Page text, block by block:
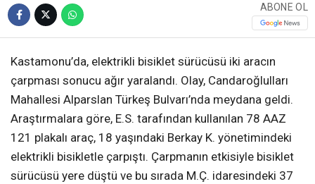
ABONE OL
Kastamonu’da, elektrikli bisiklet sürücüsü iki aracın
çarpması sonucu ağır yaralandı. Olay, Candaroğlulları
Mahallesi Alparslan Türkeş Bulvarı’nda meydana geldi.
Araştırmalara göre, E.S. tarafından kullanılan 78 AAZ
121 plakalı araç, 18 yaşındaki Berkay K. yönetimindeki
elektrikli bisikletle çarpıştı. Çarpmanın etkisiyle bisiklet
sürücüsü yere düştü ve bu sırada M.Ç. idaresindeki 37